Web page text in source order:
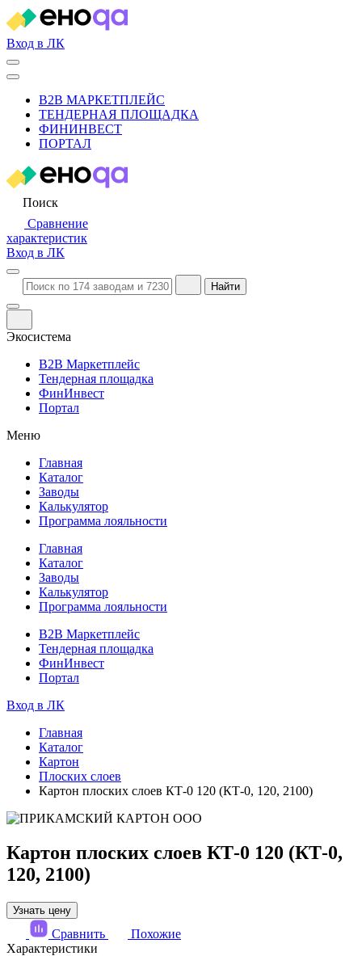
Вход в ЛК
B2B МАРКЕТПЛЕЙС
ТЕНДЕРНАЯ ПЛОЩАДКА
ФИНИНВЕСТ
ПОРТАЛ
Поиск
Сравнение
характеристик
Вход в ЛК
Найти
Экосистема
B2B Маркетплейс
Тендерная площадка
ФинИнвест
Портал
Меню
Главная
Каталог
Заводы
Калькулятор
Программа лояльности
Главная
Каталог
Заводы
Калькулятор
Программа лояльности
B2B Маркетплейс
Тендерная площадка
ФинИнвест
Портал
Вход в ЛК
Главная
Каталог
Картон
Плоских слоев
Картон плоских слоев КТ-0 120 (КТ-0, 120, 2100)
Картон плоских слоев КТ-0 120 (КТ-0,
120, 2100)
Узнать цену
Сравнить
Похожие
Характеристики